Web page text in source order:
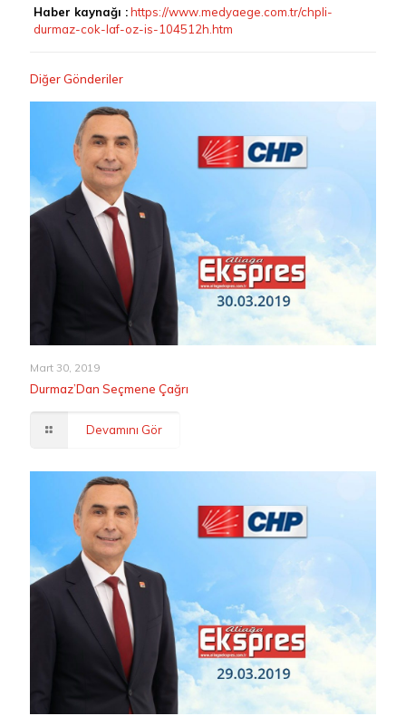
Haber kaynağı :https://www.medyaege.com.tr/chpli-
durmaz-cok-laf-oz-is-104512h.htm
Diğer Gönderiler
Mart 30, 2019
Durmaz’Dan Seçmene Çağrı
Devamını Gör